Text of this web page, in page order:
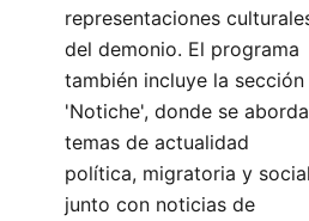
representaciones
del demonio. El programa
también incluye la sección
'Notiche', donde se
temas de actualidad
política, migratoria y
junto con noticias de